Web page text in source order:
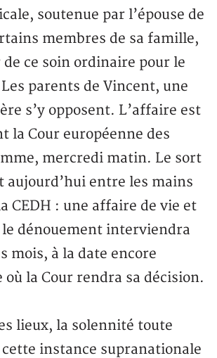
soutenue par l’épouse de
membres de sa famille,
ce soin ordinaire pour le
parents de Vincent, une
s’y opposent. L’affaire est
la Cour européenne des
mercredi matin. Le sort
aujourd’hui entre les mains
CEDH : une affaire de vie et
dénouement interviendra
mois, à la date encore
la Cour rendra sa décision.
lieux, la solennité toute
instance supranationale